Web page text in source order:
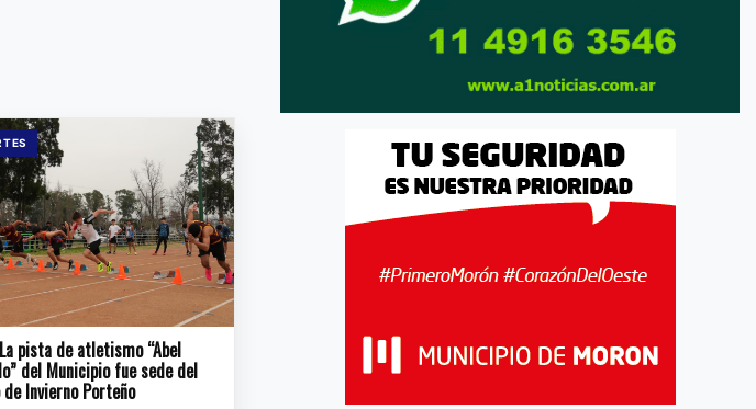
pista de atletismo “Abel
del Municipio fue sede del
de Invierno Porteño